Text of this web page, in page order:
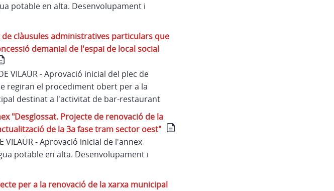
potable en alta. Desenvolupament i
de clàusules administratives particulars que
demanial de l'espai de local social
VILAÜR - Aprovació inicial del plec de
regiran el procediment obert per a la
destinat a l'activitat de bar-restaurant
"Desglossat. Projecte de renovació de la
de la 3a fase tram sector oest"
VILAÜR - Aprovació inicial de l'annex
potable en alta. Desenvolupament i
per a la renovació de la xarxa municipal